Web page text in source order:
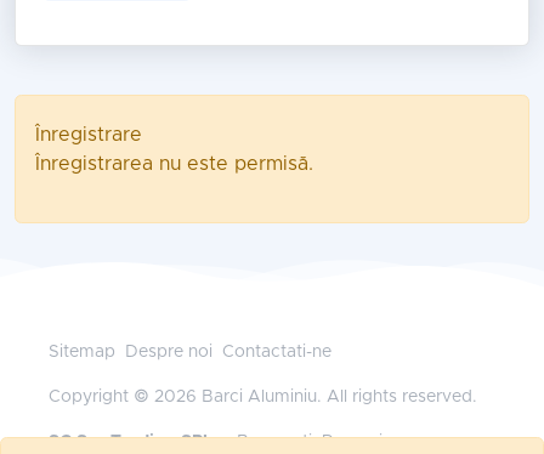
Înregistrare
Înregistrarea nu este permisă.
Sitemap Despre noi Contactati-ne
Copyright © 2026 Barci Aluminiu. All rights reserved.
SC Sys Trading SRL— Bucuresti, Romania